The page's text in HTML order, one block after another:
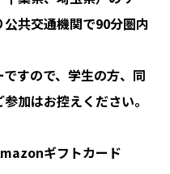
共交通機関で90分圏内
すので、学生の方、同
加はお控えください。
ギフトカード